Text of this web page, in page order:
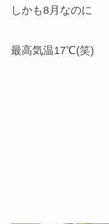
しかも8月なのに
最高気温17℃(笑)